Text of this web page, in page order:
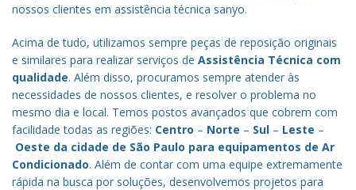
nossos clientes em assistência técnica sanyo.
Acima de tudo, utilizamos sempre peças de reposição originais
e similares para realizar serviços de Assistência Técnica com
qualidade. Além disso, procuramos sempre atender às
necessidades de nossos clientes, e resolver o problema no
mesmo dia e local. Temos postos avançados que cobrem com
facilidade todas as regiões: Centro – Norte – Sul – Leste –
Oeste da cidade de São Paulo para equipamentos de Ar
Condicionado. Além de contar com uma equipe extremamente
rápida na busca por soluções, desenvolvemos projetos para